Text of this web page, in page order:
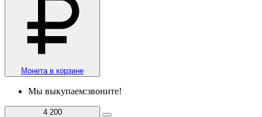
Монета в корзине
Мы выкупаем:звоните!
4 200